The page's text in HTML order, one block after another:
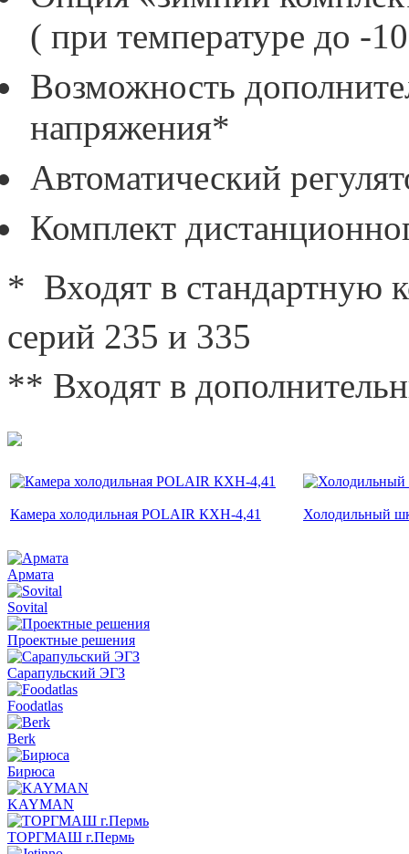
( при температуре до -
Возможность
напряжения*
Автоматический
Комплект
* Входят в стандартную
серий 235 и 335
** Входят в
Камера холодильная POLAIR КХН-4,41 Холодильный
Армата
Sovital
Проектные решения
Сарапульский ЭГЗ
Foodatlas
Berk
Бирюса
KAYMAN
ТОРГМАШ г.Пермь